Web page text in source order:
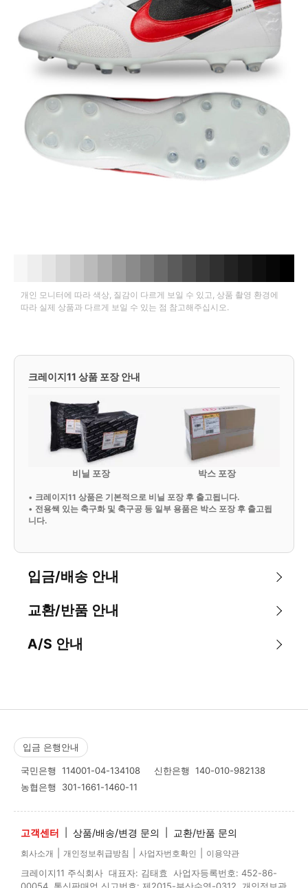
개인 모니터에 따라 색상, 질감이 다르게 보일 수 있고, 상품 촬영 환경에
따라 실제 상품과 다르게 보일 수 있는 점 참고해주십시오.
크레이지11 상품 포장 안내
비닐 포장 박스 포장
• 크레이지11 상품은 기본적으로 비닐 포장 후 출고됩니다.
• 전용쌕 있는 축구화 및 축구공 등 일부 용품은 박스 포장 후 출고됩
니다.
입금/배송 안내
교환/반품 안내
A/S 안내
입금 은행안내
국민은행 114001-04-134108 신한은행 140-010-982138
농협은행 301-1661-1460-11
고객센터 상품/배송/변경 문의 교환/반품 문의
회사소개 개인정보취급방침 사업자번호확인 이용약관
크레이지11 주식회사 대표자: 김태효 사업자등록번호: 452-86-